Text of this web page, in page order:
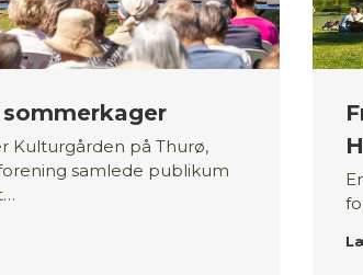
Kulturgården på Thurø,
samlede publikum